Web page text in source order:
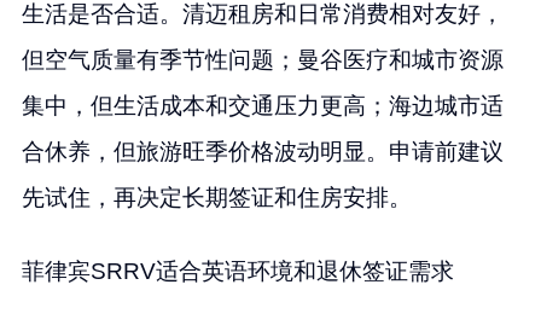
生活是否合适。清迈租房和日常消费相对友好，
但空气质量有季节性问题；曼谷医疗和城市资源
集中，但生活成本和交通压力更高；海边城市适
合休养，但旅游旺季价格波动明显。申请前建议
先试住，再决定长期签证和住房安排。
菲律宾SRRV适合英语环境和退休签证需求